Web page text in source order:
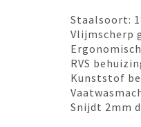
Staalsoort:
Vlijmscherp
RVS
Kunststof
Snijdt 2mm